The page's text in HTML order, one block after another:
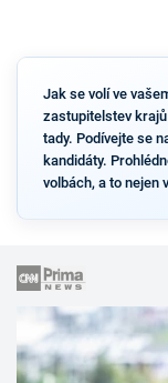
Jak se volí ve
zastupitelstev
tady. Podívejte se
kandidáty.
volbách, a to nejen